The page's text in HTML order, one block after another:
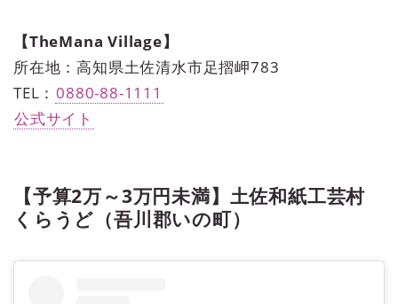
【TheMana Village】
所在地：高知県土佐清水市足摺岬783
TEL： 0880-88-1111
公式サイト
【予算2万～3万円未満】土佐和紙工芸村
くらうど（吾川郡いの町）